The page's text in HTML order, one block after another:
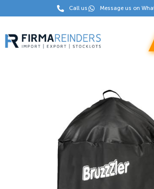
Call us Message us on